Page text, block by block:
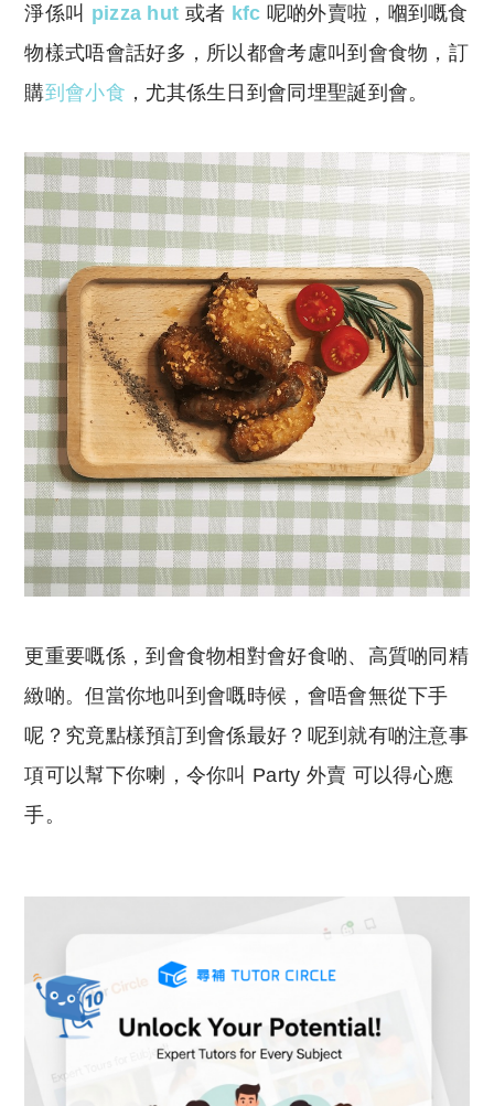
淨係叫 pizza hut 或者 kfc 呢啲外賣啦，嗰到嘅食
物樣式唔會話好多，所以都會考慮叫到會食物，訂
購到會小食 ，尤其係生日到會同埋聖誕到會。
更重要嘅係，到會食物相對會好食啲、高質啲同精
緻啲。但當你地叫到會嘅時候，會唔會無從下手
呢？究竟點樣預訂到會係最好？呢到就有啲注意事
項可以幫下你喇，令你叫 Party 外賣 可以得心應
手。